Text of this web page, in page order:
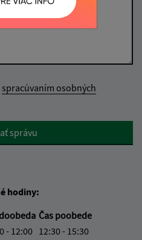
spracúvaním osobných
správu
hodiny:
Čas poobede
- 12:00 12:30 - 15:30